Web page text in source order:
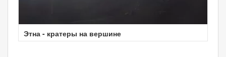
Этна - кратеры на вершине